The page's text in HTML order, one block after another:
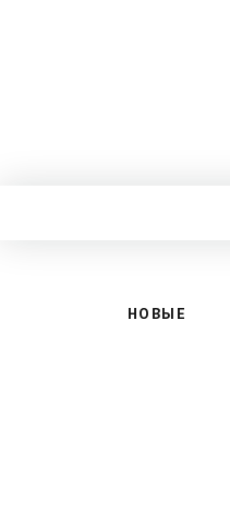
НОВЫЕ